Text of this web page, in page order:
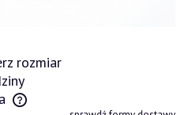
rozmiar